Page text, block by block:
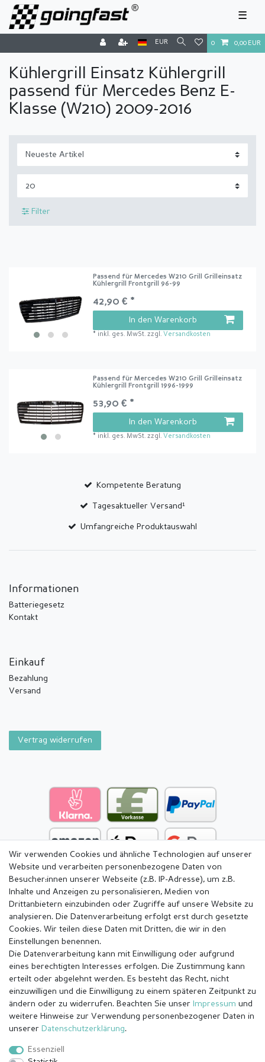
☰
EUR 0 0,00 EUR
Kühlergrill Einsatz Kühlergrill
passend für Mercedes Benz E-
Klasse (W210) 2009-2016
Filter
Passend für Mercedes W210 Grill Grilleinsatz
Kühlergrill Frontgrill 96-99
42,90 € *
In den Warenkorb
* inkl. ges. MwSt. zzgl. Versandkosten
Passend für Mercedes W210 Grill Grilleinsatz
Kühlergrill Frontgrill 1996-1999
53,90 € *
In den Warenkorb
* inkl. ges. MwSt. zzgl. Versandkosten
Kompetente Beratung
Tagesaktueller Versand¹
Umfangreiche Produktauswahl
Informationen
Batteriegesetz
Kontakt
Einkauf
Bezahlung
Versand
Vertrag widerrufen
Impressum Daten­schutz­erklärung
Wir verwenden Cookies und ähnliche Technologien auf unserer
Website und verarbeiten personenbezogene Daten von
Besucher:innen unserer Webseite (z.B. IP-Adresse), um z.B.
Inhalte und Anzeigen zu personalisieren, Medien von
Drittanbietern einzubinden oder Zugriffe auf unsere Website zu
analysieren. Die Datenverarbeitung erfolgt erst durch gesetzte
Cookies. Wir teilen diese Daten mit Dritten, die wir in den
Einstellungen benennen.
Die Datenverarbeitung kann mit Einwilligung oder aufgrund
eines berechtigten Interesses erfolgen. Die Zustimmung kann
erteilt oder abgelehnt werden. Es besteht das Recht, nicht
einzuwilligen und die Einwilligung zu einem späteren Zeitpunkt zu
ändern oder zu widerrufen. Beachten Sie unser Impressum und
weitere Hinweise zur Verwendung personenbezogener Daten in
unserer Daten­schutz­erklärung.
Essenziell